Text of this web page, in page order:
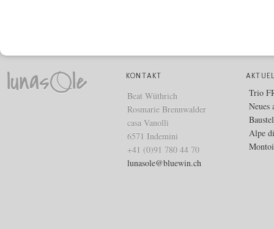
KONTAKT
Beat Wüthrich
Rosmarie Brennwalder
casa Vanolli
6571 Indemini
+41 (0)91 780 44 70
lunasole@bluewin.ch
Trio
Neues
Alpe